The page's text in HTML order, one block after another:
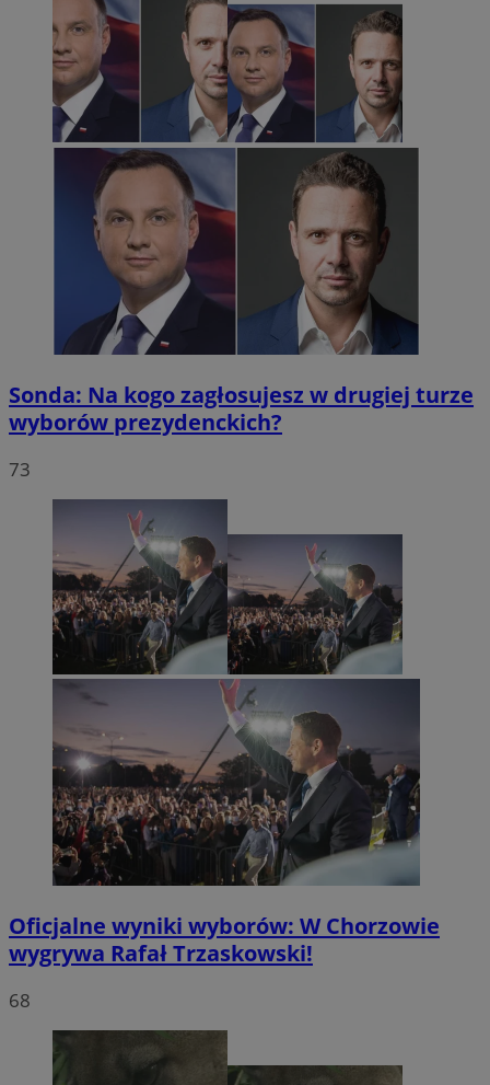
Sonda: Na kogo zagłosujesz w drugiej turze
wyborów prezydenckich?
73
Oficjalne wyniki wyborów: W Chorzowie
wygrywa Rafał Trzaskowski!
68